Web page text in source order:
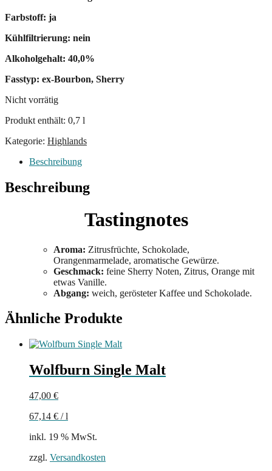
Farbstoff: ja
Kühlfiltrierung: nein
Alkoholgehalt: 40,0%
Fasstyp: ex-Bourbon, Sherry
Nicht vorrätig
Produkt enthält: 0,7 l
Kategorie: Highlands
Beschreibung
Beschreibung
Tastingnotes
Aroma: Zitrusfrüchte, Schokolade,
Orangenmarmelade, aromatische Gewürze.
Geschmack: feine Sherry Noten, Zitrus, Orange mit
etwas Vanille.
Abgang: weich, gerösteter Kaffee und Schokolade.
Ähnliche Produkte
Wolfburn Single Malt
47,00 €
67,14 € /l
inkl. 19 % MwSt.
zzgl. Versandkosten